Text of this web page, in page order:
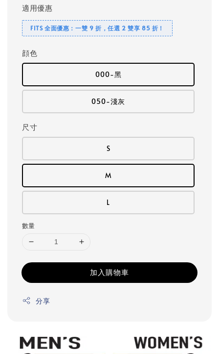
適用優惠
FITS 全面優惠：一雙 9 折，任選 2 雙享 85 折！
顔色
000-黑
050-淺灰
尺寸
S
M
L
數量
加入購物車
分享